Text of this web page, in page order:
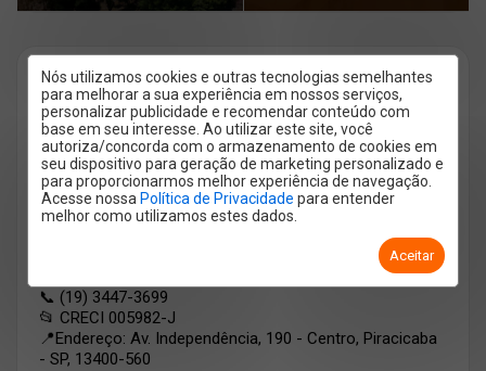
Nós utilizamos cookies e outras tecnologias semelhantes
para melhorar a sua experiência em nossos serviços,
personalizar publicidade e recomendar conteúdo com
base em seu interesse. Ao utilizar este site, você
autoriza/concorda com o armazenamento de cookies em
seu dispositivo para geração de marketing personalizado e
para proporcionarmos melhor experiência de navegação.
Acesse nossa Política de Privacidade para entender
melhor como utilizamos estes dados.
Aceitar
MIGUEL IMÓVEIS
🥇+ 45 anos conectando pessoas aos imóveis certos
🏠 Locação, vendas, lançamentos e administração
📞 (19) 3447-3699
📂 CRECI 005982-J
📍Endereço: Av. Independência, 190 - Centro, Piracicaba
- SP, 13400-560